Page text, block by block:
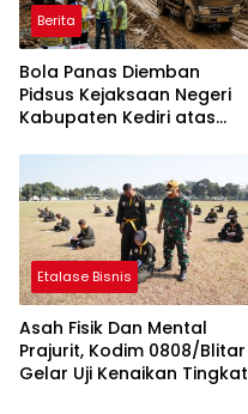
Berita
Bola Panas Diemban
Pidsus Kejaksaan Negeri
Kabupaten Kediri atas
Penggunaan Material
Ilegal Proyek Tol Kediri
Oleh PT. HASTARI JAYA
SENTOSA
Etalase Bisnis
Asah Fisik Dan Mental
Prajurit, Kodim 0808/Blitar
Gelar Uji Kenaikan Tingkat